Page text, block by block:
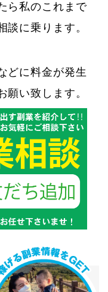
ら私のこれまで
談に乗ります。
どに料金が発生
願い致します。
詐欺？口コミや評判は？調査鑑